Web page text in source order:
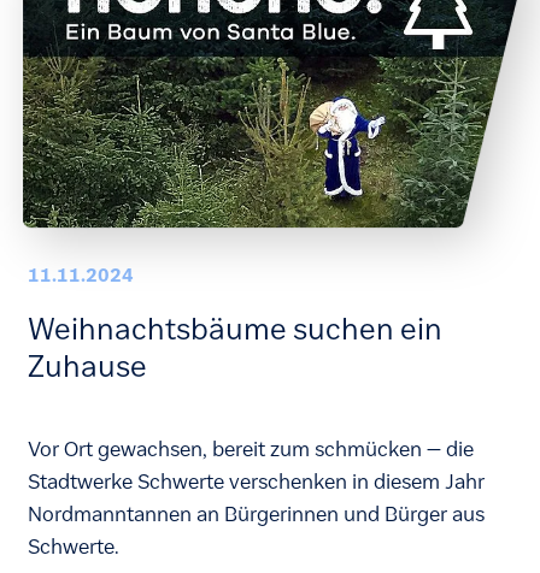
11.11.2024
Weihnachtsbäume suchen ein
Zuhause
Vor Ort gewachsen, bereit zum schmücken – die
Stadtwerke Schwerte verschenken in diesem Jahr
Nordmanntannen an Bürgerinnen und Bürger aus
Schwerte.